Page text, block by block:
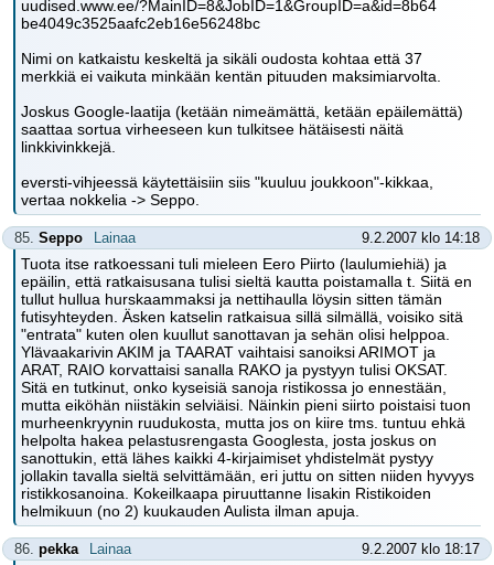
uudised.www.ee/?MainID=8&JobID=1&GroupID=a&id=8b64
be4049c3525aafc2eb16e56248bc
Nimi on katkaistu keskeltä ja sikäli oudosta kohtaa että 37
merkkiä ei vaikuta minkään kentän pituuden maksimiarvolta.
Joskus Google-laatija (ketään nimeämättä, ketään epäilemättä)
saattaa sortua virheeseen kun tulkitsee hätäisesti näitä
linkkivinkkejä.
eversti-vihjeessä käytettäisiin siis "kuuluu joukkoon"-kikkaa,
vertaa nokkelia -> Seppo.
85. Seppo Lainaa 9.2.2007 klo 14:18
Tuota itse ratkoessani tuli mieleen Eero Piirto (laulumiehiä) ja
epäilin, että ratkaisusana tulisi sieltä kautta poistamalla t. Siitä en
tullut hullua hurskaammaksi ja nettihaulla löysin sitten tämän
futisyhteyden. Äsken katselin ratkaisua sillä silmällä, voisiko sitä
"entrata" kuten olen kuullut sanottavan ja sehän olisi helppoa.
Ylävaakarivin AKIM ja TAARAT vaihtaisi sanoiksi ARIMOT ja
ARAT, RAIO korvattaisi sanalla RAKO ja pystyyn tulisi OKSAT.
Sitä en tutkinut, onko kyseisiä sanoja ristikossa jo ennestään,
mutta eiköhän niistäkin selviäisi. Näinkin pieni siirto poistaisi tuon
murheenkryynin ruudukosta, mutta jos on kiire tms. tuntuu ehkä
helpolta hakea pelastusrengasta Googlesta, josta joskus on
sanottukin, että lähes kaikki 4-kirjaimiset yhdistelmät pystyy
jollakin tavalla sieltä selvittämään, eri juttu on sitten niiden hyvyys
ristikkosanoina. Kokeilkaapa piruuttanne Iisakin Ristikoiden
helmikuun (no 2) kuukauden Aulista ilman apuja.
86. pekka Lainaa 9.2.2007 klo 18:17